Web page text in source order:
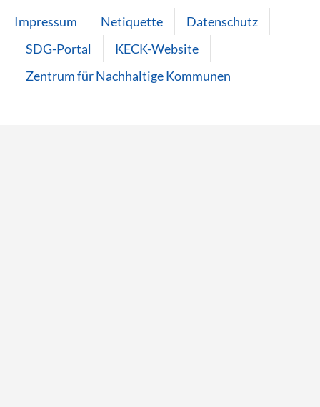
Impressum Netiquette
Datenschutz
SDG-Portal
KECK-Website
Zentrum für Nachhaltige Kommunen